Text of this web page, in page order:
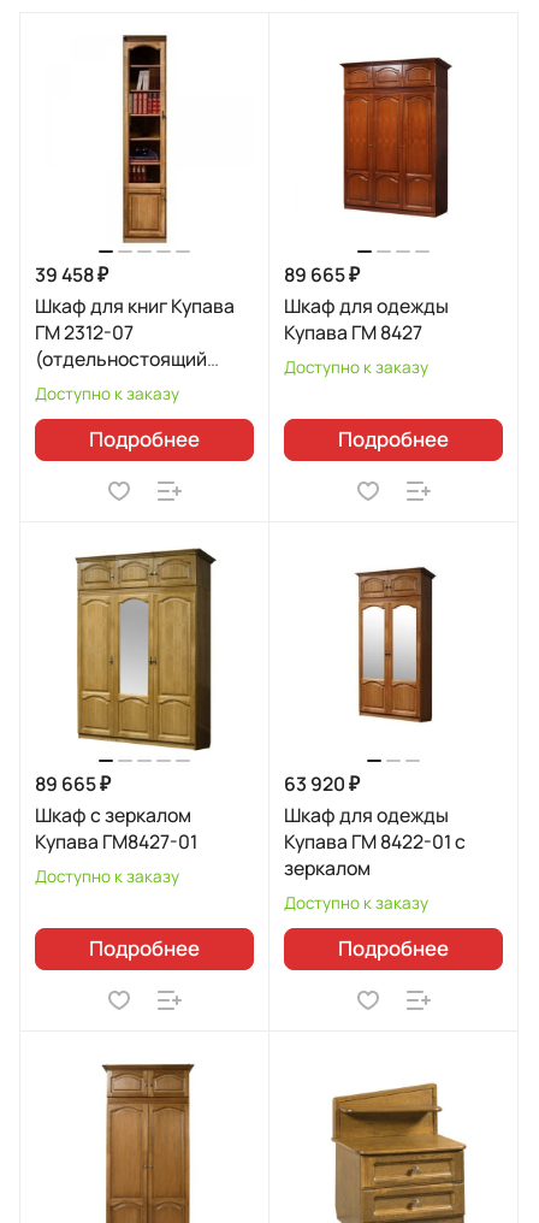
39 458 ₽
Шкаф для книг Купава
ГМ 2312-07
(отдельностоящий
левый)
Доступно к заказу
Подробнее
89 665 ₽
Шкаф для одежды
Купава ГМ 8427
Доступно к заказу
Подробнее
89 665 ₽
Шкаф с зеркалом
Купава ГМ8427-01
Доступно к заказу
Подробнее
63 920 ₽
Шкаф для одежды
Купава ГМ 8422-01 с
зеркалом
Доступно к заказу
Подробнее